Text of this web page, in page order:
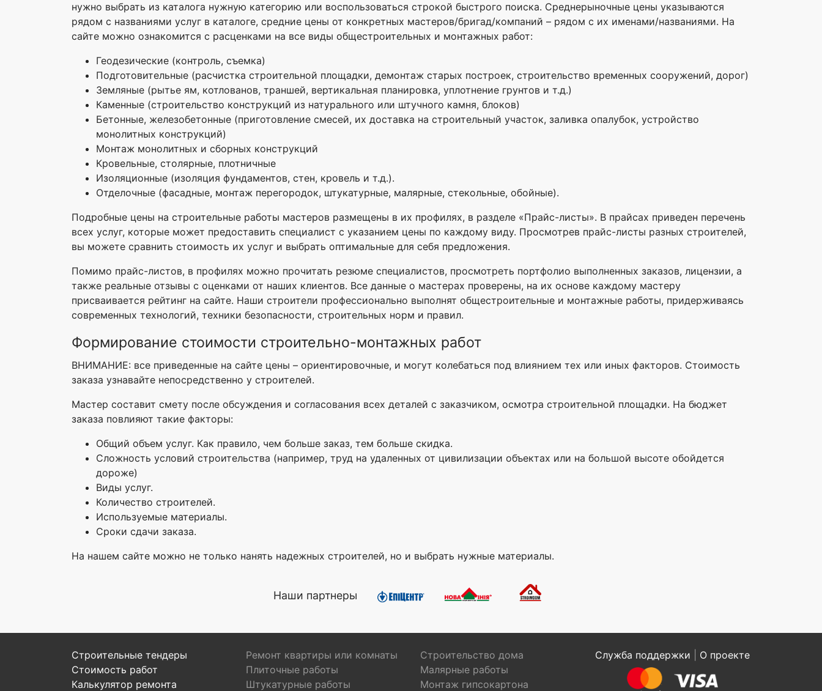
нужно выбрать из каталога нужную категорию или воспользоваться строкой быстрого поиска. Среднерыночные цены указываются
рядом с названиями услуг в каталоге, средние цены от конкретных мастеров/бригад/компаний – рядом с их именами/названиями. На
сайте можно ознакомится с расценками на все виды общестроительных и монтажных работ:
Геодезические (контроль, съемка)
Подготовительные (расчистка строительной площадки, демонтаж старых построек, строительство временных сооружений, дорог)
Земляные (рытье ям, котлованов, траншей, вертикальная планировка, уплотнение грунтов и т.д.)
Каменные (строительство конструкций из натурального или штучного камня, блоков)
Бетонные, железобетонные (приготовление смесей, их доставка на строительный участок, заливка опалубок, устройство
монолитных конструкций)
Монтаж монолитных и сборных конструкций
Кровельные, столярные, плотничные
Изоляционные (изоляция фундаментов, стен, кровель и т.д.).
Отделочные (фасадные, монтаж перегородок, штукатурные, малярные, стекольные, обойные).
Подробные цены на строительные работы мастеров размещены в их профилях, в разделе «Прайс-листы». В прайсах приведен перечень
всех услуг, которые может предоставить специалист с указанием цены по каждому виду. Просмотрев прайс-листы разных строителей,
вы можете сравнить стоимость их услуг и выбрать оптимальные для себя предложения.
Помимо прайс-листов, в профилях можно прочитать резюме специалистов, просмотреть портфолио выполненных заказов, лицензии, а
также реальные отзывы с оценками от наших клиентов. Все данные о мастерах проверены, на их основе каждому мастеру
присваивается рейтинг на сайте. Наши строители профессионально выполнят общестроительные и монтажные работы, придерживаясь
современных технологий, техники безопасности, строительных норм и правил.
Формирование стоимости строительно-монтажных работ
ВНИМАНИЕ: все приведенные на сайте цены – ориентировочные, и могут колебаться под влиянием тех или иных факторов. Стоимость
заказа узнавайте непосредственно у строителей.
Мастер составит смету после обсуждения и согласования всех деталей с заказчиком, осмотра строительной площадки. На бюджет
заказа повлияют такие факторы:
Общий объем услуг. Как правило, чем больше заказ, тем больше скидка.
Сложность условий строительства (например, труд на удаленных от цивилизации объектах или на большой высоте обойдется
дороже)
Виды услуг.
Количество строителей.
Используемые материалы.
Сроки сдачи заказа.
На нашем сайте можно не только нанять надежных строителей, но и выбрать нужные материалы.
Наши партнеры
Строительные тендеры
Стоимость работ
Калькулятор ремонта
Ремонт квартиры или комнаты
Строительство дома
Плиточные работы
Малярные работы
Штукатурные работы
Монтаж гипсокартона
Служба поддержки О проекте